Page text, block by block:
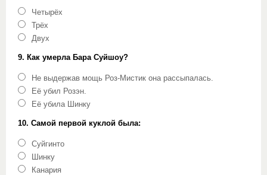
Четырёх
Трёх
Двух
9. Как умерла Бара Суйшоу?
Не выдержав мощь Роз-Мистик она рассыпалась.
Её убил Розэн.
Её убила Шинку
10. Самой первой куклой была:
Суйгинто
Шинку
Канария